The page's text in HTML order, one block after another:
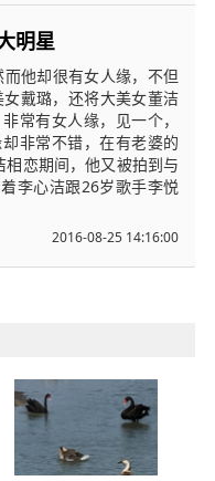
明星
他却很有女人缘，不但
戴璐，还将大美女董洁
常有女人缘，见一个，
非常不错，在有老婆的
恋期间，他又被拍到与
李心洁跟26岁歌手李悦
2016-08-25 14:16:00